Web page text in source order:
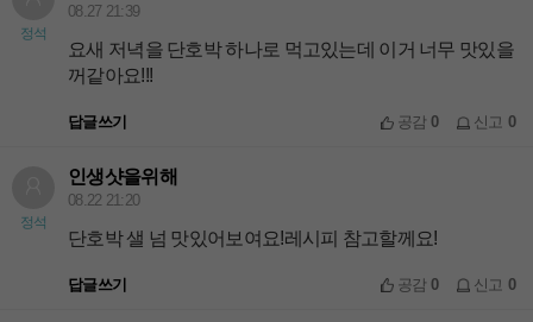
정석
08.27 21:39
요새 저녁을 단호박 하나로 먹고있는데 이거 너무 맛있을
꺼같아요!!!
답글쓰기 공감0 신고 0
정석
인생샷을위해
08.22 21:20
단호박 샐 넘 맛있어보여요!레시피 참고할께요!
답글쓰기 공감0 신고 0